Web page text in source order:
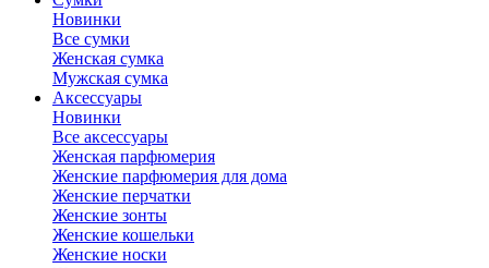
Новинки
Все сумки
Женская сумка
Мужская сумка
Аксессуары
Новинки
Все аксессуары
Женская парфюмерия
Женские парфюмерия для дома
Женские перчатки
Женские зонты
Женские кошельки
Женские носки